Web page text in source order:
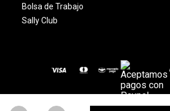
Bolsa de Trabajo
Sally Club